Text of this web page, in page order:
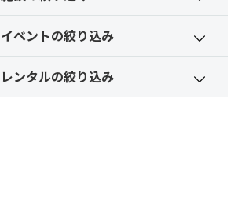
イベントの絞り込み
レンタルの絞り込み